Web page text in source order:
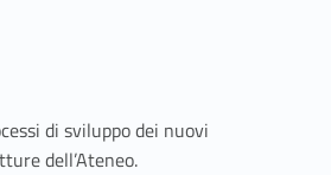
di sviluppo dei nuovi
dell’Ateneo.